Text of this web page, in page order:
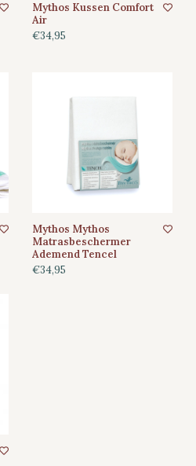
Mythos Kussen Comfort
Air
€34,95
Mythos Mythos
Matrasbeschermer
Ademend Tencel
€34,95